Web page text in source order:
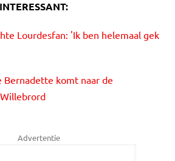
Lourdesfan: 'Ik ben helemaal gek
Bernadette komt naar de
Advertentie